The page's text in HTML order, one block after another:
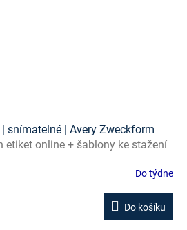
snímatelné | Avery Zweckform
etiket online + šablony ke stažení
Do týdne
Do košíku